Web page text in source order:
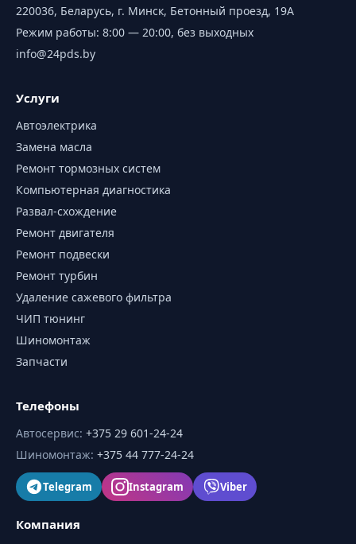
220036, Беларусь, г. Минск, Бетонный проезд, 19А
Режим работы: 8:00 — 20:00, без выходных
info@24pds.by
Услуги
Автоэлектрика
Замена масла
Ремонт тормозных систем
Компьютерная диагностика
Развал-схождение
Ремонт двигателя
Ремонт подвески
Ремонт турбин
Удаление сажевого фильтра
ЧИП тюнинг
Шиномонтаж
Запчасти
Телефоны
Автосервис: +375 29 601-24-24
Шиномонтаж: +375 44 777-24-24
Telegram Instagram Viber
Компания